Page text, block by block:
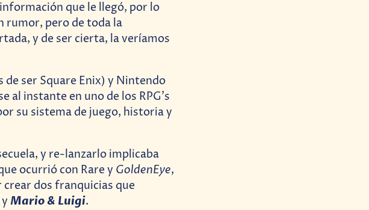
que le llegó, por lo
rumor, pero de toda la
y de ser cierta, la veríamos
de ser Square Enix) y Nintendo
al instante en uno de los RPG’s
su sistema de juego, historia y
y re-lanzarlo implicaba
ocurrió con Rare y GoldenEye,
dos franquicias que
y Mario & Luigi.